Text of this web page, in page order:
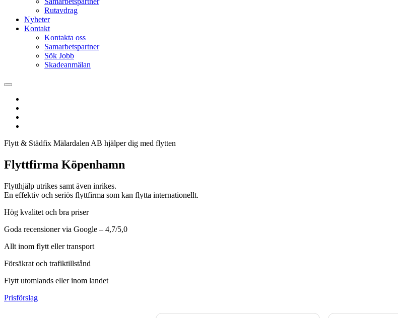
Rutavdrag
Nyheter
Kontakt
Kontakta oss
Samarbetspartner
Sök Jobb
Skadeanmälan
Flytt & Städfix Mälardalen AB hjälper dig med flytten
Flyttfirma Köpenhamn
Flytthjälp utrikes samt även inrikes.
En effektiv och seriös flyttfirma som kan flytta internationellt.
Hög kvalitet och bra priser
Goda recensioner via Google – 4,7/5,0
Allt inom flytt eller transport
Försäkrat och trafiktillstånd
Flytt utomlands eller inom landet
Prisförslag